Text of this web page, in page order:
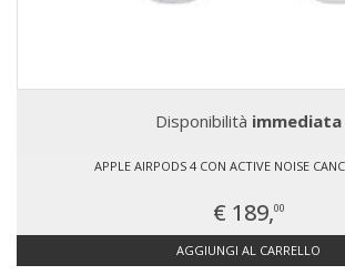
Disponibilità immediata
APPLE AIRPODS 4 CON ACTIVE NOISE
€ 189,00
AGGIUNGI AL CARRELLO